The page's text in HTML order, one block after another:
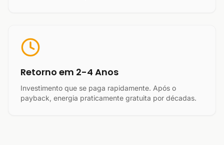
Retorno em 2-4 Anos
Investimento que se paga rapidamente. Após o
payback, energia praticamente gratuita por décadas.